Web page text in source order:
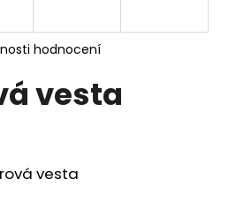
hodnocení
vesta
vesta